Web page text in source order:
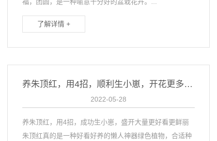
了解详情 +
养朱顶红，用4招，顺利生小崽，开花更多更美更艳丽
2022-05-28
养朱顶红，用4招，成功生小崽，盛开大量更好看更鲜丽
朱顶红真的是一种好看好养的懒人神器绿色植物，合适种